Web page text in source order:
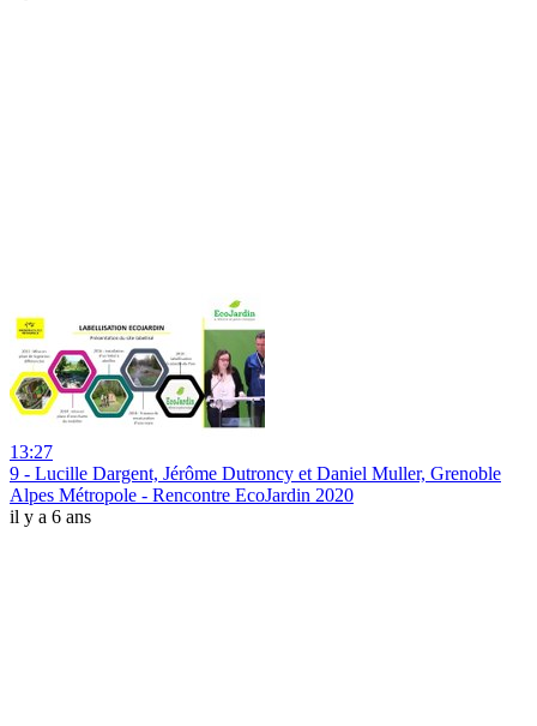
13:27
9 - Lucille Dargent, Jérôme Dutroncy et Daniel Muller, Grenoble
Alpes Métropole - Rencontre EcoJardin 2020
il y a 6 ans